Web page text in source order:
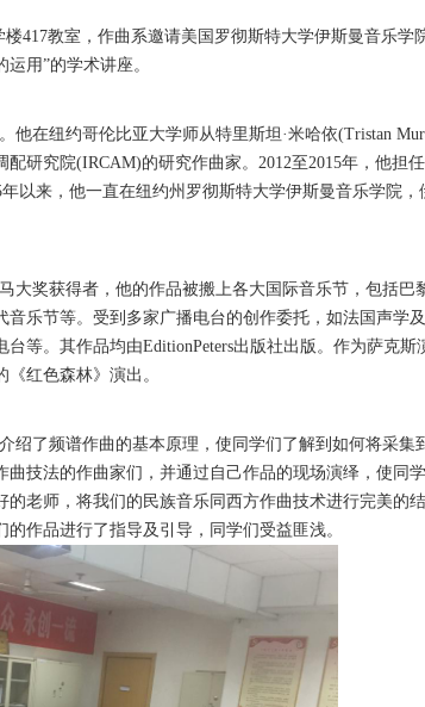
楼417教室，作曲系邀请美国罗彻斯特大学伊斯曼音乐学
用”的学术讲座。
在纽约哥伦比亚大学师从特里斯坦·米哈依(Tristan
配研究院(IRCAM)的研究作曲家。 2012至2015年，他担
年以来，他一直在纽约州罗彻斯特大学伊斯曼音乐学院
奖获得者，他的作品被搬上各大国际音乐节，包括巴
音乐节等。受到多家广播电台的创作委托，如法国声学
台等。其作品均由EditionPeters出版社出版。作为萨克斯
红色森林》演出。
了频谱作曲的基本原理，使同学们了解到如何将采集
技法的作曲家们，并通过自己作品的现场演绎，使同
老师，将我们的民族音乐同西方作曲技术进行完美的
作品进行了指导及引导，同学们受益匪浅。